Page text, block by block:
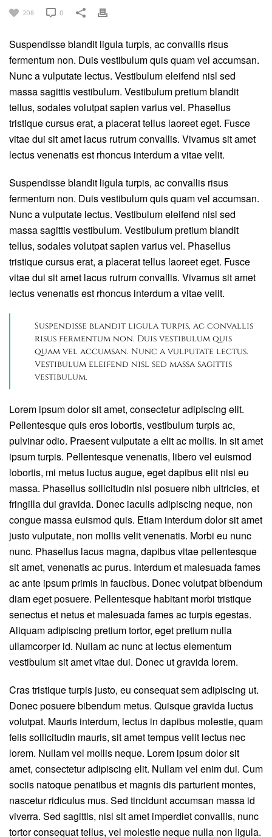
208 0
Suspendisse blandit ligula turpis, ac convallis risus
fermentum non. Duis vestibulum quis quam vel accumsan.
Nunc a vulputate lectus. Vestibulum eleifend nisl sed
massa sagittis vestibulum. Vestibulum pretium blandit
tellus, sodales volutpat sapien varius vel. Phasellus
tristique cursus erat, a placerat tellus laoreet eget. Fusce
vitae dui sit amet lacus rutrum convallis. Vivamus sit amet
lectus venenatis est rhoncus interdum a vitae velit.
Suspendisse blandit ligula turpis, ac convallis risus
fermentum non. Duis vestibulum quis quam vel accumsan.
Nunc a vulputate lectus. Vestibulum eleifend nisl sed
massa sagittis vestibulum. Vestibulum pretium blandit
tellus, sodales volutpat sapien varius vel. Phasellus
tristique cursus erat, a placerat tellus laoreet eget. Fusce
vitae dui sit amet lacus rutrum convallis. Vivamus sit amet
lectus venenatis est rhoncus interdum a vitae velit.
Suspendisse blandit ligula turpis, ac convallis
risus fermentum non. Duis vestibulum quis
quam vel accumsan. Nunc a vulputate lectus.
Vestibulum eleifend nisl sed massa sagittis
vestibulum.
Lorem ipsum dolor sit amet, consectetur adipiscing elit.
Pellentesque quis eros lobortis, vestibulum turpis ac,
pulvinar odio. Praesent vulputate a elit ac mollis. In sit amet
ipsum turpis. Pellentesque venenatis, libero vel euismod
lobortis, mi metus luctus augue, eget dapibus elit nisi eu
massa. Phasellus sollicitudin nisl posuere nibh ultricies, et
fringilla dui gravida. Donec iaculis adipiscing neque, non
congue massa euismod quis. Etiam interdum dolor sit amet
justo vulputate, non mollis velit venenatis. Morbi eu nunc
nunc. Phasellus lacus magna, dapibus vitae pellentesque
sit amet, venenatis ac purus. Interdum et malesuada fames
ac ante ipsum primis in faucibus. Donec volutpat bibendum
diam eget posuere. Pellentesque habitant morbi tristique
senectus et netus et malesuada fames ac turpis egestas.
Aliquam adipiscing pretium tortor, eget pretium nulla
ullamcorper id. Nullam ac nunc at lectus elementum
vestibulum sit amet vitae dui. Donec ut gravida lorem.
Cras tristique turpis justo, eu consequat sem adipiscing ut.
Donec posuere bibendum metus. Quisque gravida luctus
volutpat. Mauris interdum, lectus in dapibus molestie, quam
felis sollicitudin mauris, sit amet tempus velit lectus nec
lorem. Nullam vel mollis neque. Lorem ipsum dolor sit
amet, consectetur adipiscing elit. Nullam vel enim dui. Cum
sociis natoque penatibus et magnis dis parturient montes,
nascetur ridiculus mus. Sed tincidunt accumsan massa id
viverra. Sed sagittis, nisl sit amet imperdiet convallis, nunc
tortor consequat tellus, vel molestie neque nulla non ligula.